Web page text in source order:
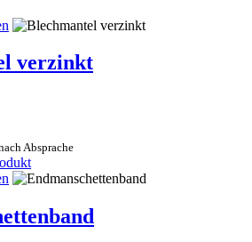
Dieses
weist
mehrere
können
auf
der
gewählt
verzinkt
€
Absprache
Dieses
weist
mehrere